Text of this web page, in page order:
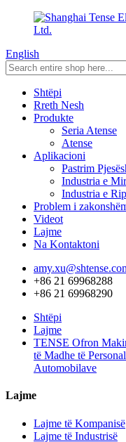
English
Shtëpi
Rreth Nesh
Produkte
Seria Atense
Atense
Aplikacioni
Pastrim
Industria e
Industria e
Problem i
Videot
Lajme
Na Kontaktoni
+86 21 69968288
+86 21 69968290
Shtëpi
Lajme
TENSE Ofron
të Madhe të
Automobilave
Lajme
Lajme të Kompanisë
Lajme të Industrisë